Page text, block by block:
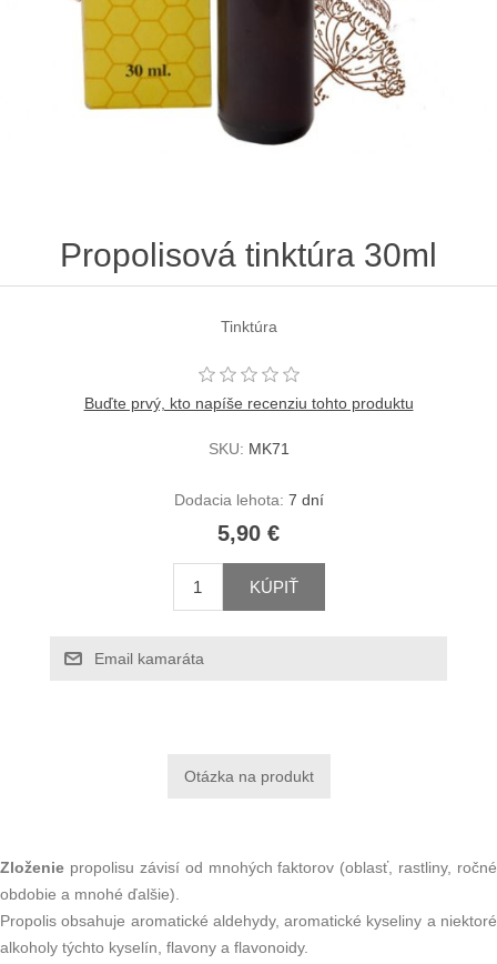
Propolisová tinktúra 30ml
Tinktúra
Buďte prvý, kto napíše recenziu tohto produktu
SKU: MK71
Dodacia lehota: 7 dní
5,90 €
KÚPIŤ
Email kamaráta
Zloženie propolisu závisí od mnohých faktorov (oblasť, rastliny, ročné
obdobie a mnohé ďalšie).
Propolis obsahuje aromatické aldehydy, aromatické kyseliny a niektoré
alkoholy týchto kyselín, flavony a flavonoidy.